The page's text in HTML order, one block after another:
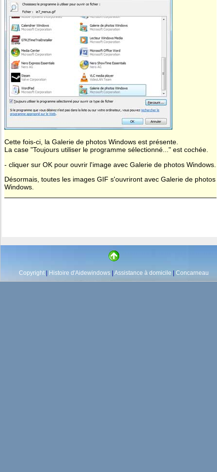
Cette fois-ci, la Galerie de photos Windows est présente.
La case "Toujours utiliser le programme sélectionné..." est cochée.
- cliquer sur OK pour ouvrir l'image avec Galerie de photos Windows.
Désormais, toutes les images GIF s'ouvriront avec Galerie de photos
Windows.
Copyright| Histoire d'Aidewindows Assistance à domicile Concarneau